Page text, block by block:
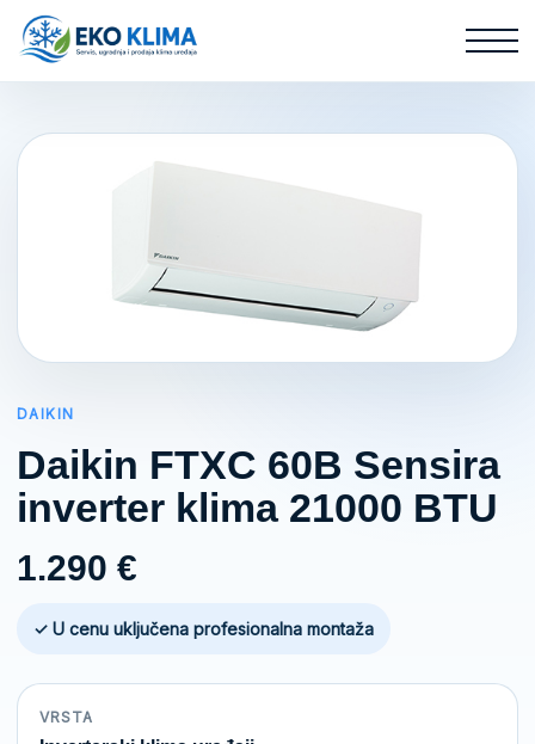
DAIKIN
Daikin FTXC 60B Sensira
inverter klima 21000 BTU
1.290 €
✓ U cenu uključena profesionalna montaža
VRSTA